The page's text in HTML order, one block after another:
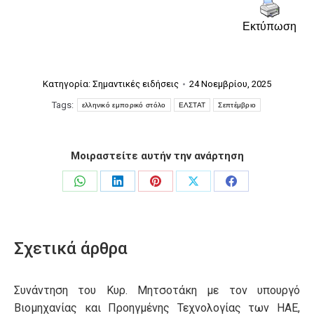
Εκτύπωση
Κατηγορία: Σημαντικές ειδήσεις
24 Νοεμβρίου, 2025
Tags:
ελληνικό εμπορικό στόλο ΕΛΣΤΑΤ Σεπτέμβριο
Μοιραστείτε αυτήν την ανάρτηση
Share
Share
Share
Share
Share
Σχετικά άρθρα
Συνάντηση του Κυρ. Μητσοτάκη με τον υπουργό
Βιομηχανίας και Προηγμένης Τεχνολογίας των ΗΑΕ,